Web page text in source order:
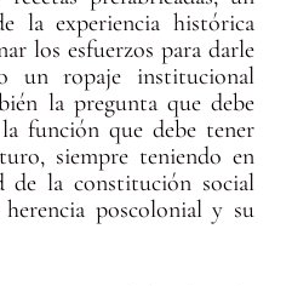
la experiencia histórica
los esfuerzos para darle
un ropaje institucional
la pregunta que debe
función que debe tener
siempre teniendo en
de la constitución social
poscolonial y su